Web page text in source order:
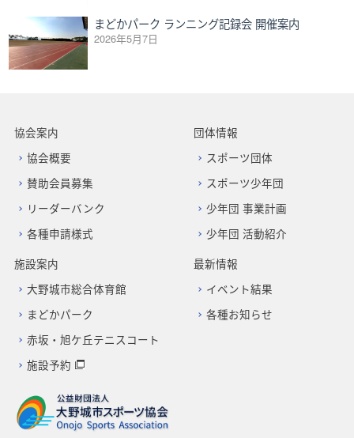
まどかパーク ランニング記録会 開催案内
2026年5月7日
協会案内
協会概要
賛助会員募集
リーダーバンク
各種申請様式
施設案内
大野城市総合体育館
まどかパーク
赤坂・旭ケ丘テニスコート
施設予約
団体情報
スポーツ団体
スポーツ少年団
少年団 事業計画
少年団 活動紹介
最新情報
イベント結果
各種お知らせ